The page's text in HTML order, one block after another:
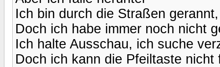
Ich bin durch die Straßen gerannt,
Doch ich habe immer noch nicht
Ich halte Ausschau, ich suche
Doch ich kann die Pfeiltaste nicht